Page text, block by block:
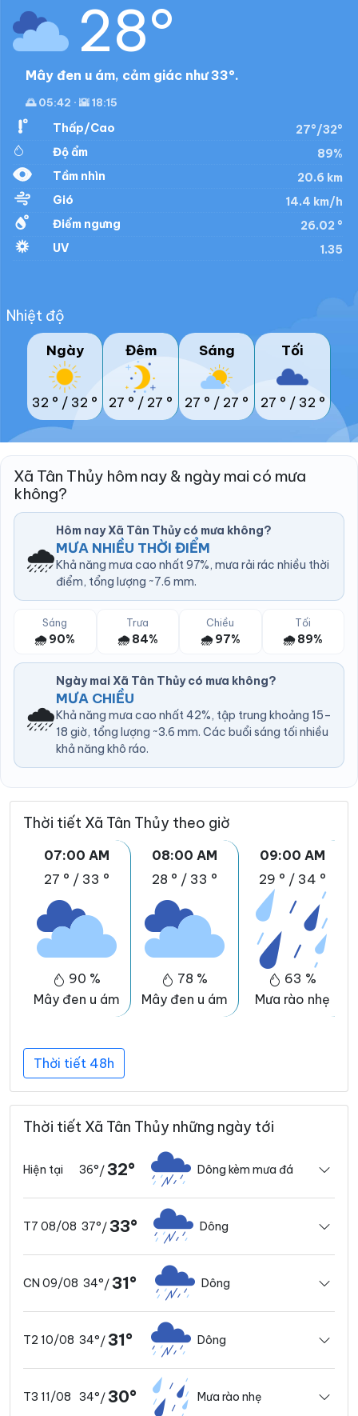
28°
Mây đen u ám, cảm giác như 33°.
🌅 05:42 · 🌇 18:15
Thấp/Cao
27°/32°
Độ ẩm
89%
Tầm nhìn
20.6 km
Gió
14.4 km/h
Điểm ngưng
26.02 °
UV
1.35
Nhiệt độ
Ngày
32 ° / 32 °
Đêm
27 ° / 27 °
Sáng
27 ° / 27 °
Tối
27 ° / 32 °
Xã Tân Thủy hôm nay & ngày mai có mưa
không?
🌧️
Hôm nay Xã Tân Thủy có mưa không?
MƯA NHIỀU THỜI ĐIỂM
Khả năng mưa cao nhất 97%, mưa rải rác nhiều thời
điểm, tổng lượng ~7.6 mm.
Sáng
🌧️ 90%
Trưa
🌧️ 84%
Chiều
🌧️ 97%
Tối
🌧️ 89%
🌧️
Ngày mai Xã Tân Thủy có mưa không?
MƯA CHIỀU
Khả năng mưa cao nhất 42%, tập trung khoảng 15–
18 giờ, tổng lượng ~3.6 mm. Các buổi sáng tối nhiều
khả năng khô ráo.
Thời tiết Xã Tân Thủy theo giờ
07:00 AM
27 ° / 33 °
90 %
Mây đen u ám
08:00 AM
28 ° / 33 °
78 %
Mây đen u ám
09:00 AM
29 ° / 34 °
63 %
Mưa rào nhẹ
Thời tiết 48h
Thời tiết Xã Tân Thủy những ngày tới
Hiện tại 36°/ 32° Dông kèm mưa đá
T7 08/08 37°/ 33° Dông
CN 09/08 34°/ 31° Dông
T2 10/08 34°/ 31° Dông
T3 11/08 34°/ 30° Mưa rào nhẹ